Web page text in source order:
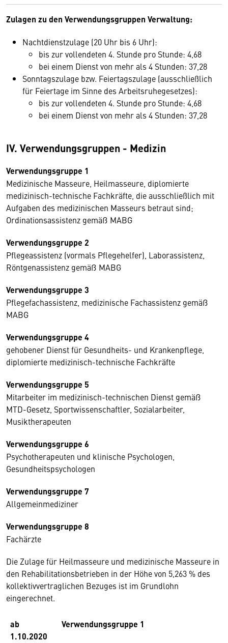
Zulagen zu den Verwendungsgruppen Verwaltung:
Nachtdienstzulage (20 Uhr bis 6 Uhr):
bis zur vollendeten 4. Stunde pro Stunde: 4,68
bei einem Dienst von mehr als 4 Stunden: 37,28
Sonntagszulage bzw. Feiertagszulage (ausschließlich
für Feiertage im Sinne des Arbeitsruhegesetzes):
bis zur vollendeten 4. Stunde pro Stunde: 4,68
bei einem Dienst von mehr als 4 Stunden: 37,28
IV. Verwendungsgruppen - Medizin
Verwendungsgruppe 1
Medizinische Masseure, Heilmasseure, diplomierte
medizinisch-technische Fachkräfte, die ausschließlich mit
Aufgaben des medizinischen Masseurs betraut sind;
Ordinationsassistenz gemäß MABG
Verwendungsgruppe 2
Pflegeassistenz (vormals Pflegehelfer), Laborassistenz,
Röntgenassistenz gemäß MABG
Verwendungsgruppe 3
Pflegefachassistenz, medizinische Fachassistenz gemäß
MABG
Verwendungsgruppe 4
gehobener Dienst für Gesundheits- und Krankenpflege,
diplomierte medizinisch-technische Fachkräfte
Verwendungsgruppe 5
Mitarbeiter im medizinisch-technischen Dienst gemäß
MTD-Gesetz, Sportwissenschaftler, Sozialarbeiter,
Musiktherapeuten
Verwendungsgruppe 6
Psychotherapeuten und klinische Psychologen,
Gesundheitspsychologen
Verwendungsgruppe 7
Allgemeinmediziner
Verwendungsgruppe 8
Fachärzte
Die Zulage für Heilmasseure und medizinische Masseure in
den Rehabilitationsbetrieben in der Höhe von 5,263 % des
kollektivvertraglichen Bezuges ist im Grundlohn
eingerechnet.
ab
1.10.2020
Verwendungsgruppe 1